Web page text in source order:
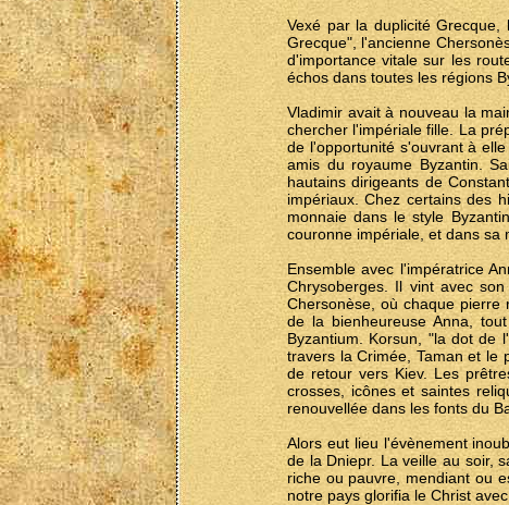
Vexé par la duplicité
Grecque", l'ancienne
d'importance vitale sur les
échos dans toutes les régions
Vladimir avait à nouveau la
chercher l'impériale fille. La
de l'opportunité s'ouvrant à
amis du royaume Byzantin.
hautains dirigeants de
impériaux. Chez certains des
monnaie dans le style
couronne impériale, et dans sa
Ensemble avec l'impératrice
Chrysoberges. Il vint avec
Chersonèse, où chaque pierre
de la bienheureuse Anna,
Byzantium. Korsun, "la dot de
travers la Crimée, Taman et le
de retour vers Kiev. Les
crosses, icônes et saintes
renouvellée dans les fonts du
Alors eut lieu l'évènement
de la Dniepr. La veille au soir,
riche ou pauvre, mendiant ou
notre pays glorifia le Christ